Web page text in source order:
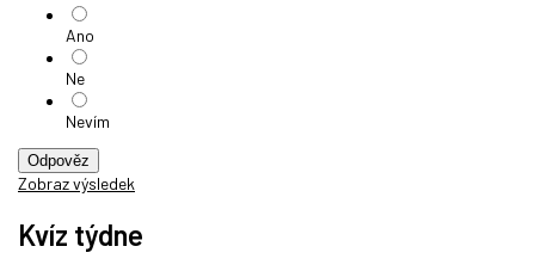
Ano
Ne
Nevím
Odpověz
Zobraz výsledek
Kvíz týdne